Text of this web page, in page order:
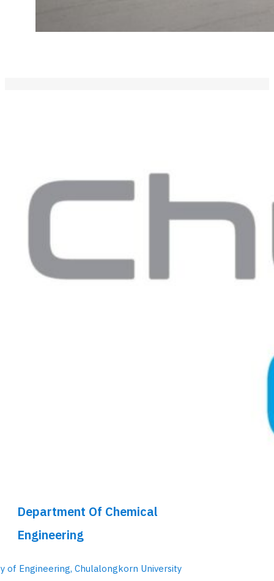
Department Of Chemical
Engineering
of Engineering, Chulalongkorn University